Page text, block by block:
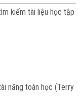
kiếm tài liệu học tập
năng toán học (Terry